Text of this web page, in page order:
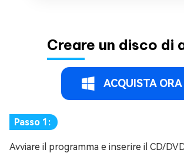
Creare un disco di
ACQUISTA ORA
Passo 1:
Avviare il programma e inserire il CD/